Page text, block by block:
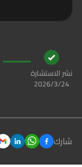
نشر الاستشارة
24‏‏/3‏‏/2026
شارك